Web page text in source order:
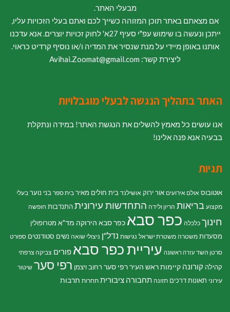
מבעלי האתר.
אם מצאתם באתר תוכן המזוהה כשייך לכם ואתם בעלי הזכויות עליו,
ייתכן ונעשה בו שימוש עפ"י סעיף 27א' לחוק זכויות יוצרים. אנא עדכנו
אותנו באופן מיידי על מנת שנסיר את המדיה ו/או נוסיף קרדיט כראוי.
ליצירת קשר: Avihai.Zoomat@gmail.com
האתר בתהליך הנגשה לבעלי מוגבלויות
אנו עושים כל מאמץ להשלים את הנגשת האתר! במידה ונתקלת
בבעיה אנא פנה אלינו!
תגיות
אוטובוס אולם אירועים אור ירוק אושילנד בית חולים מאיר בית ספר בני נוער בעלי
מקצוע בריאות הריון ולידה התחדשות עירוניתהתנדבות חופשה
חינוך כלכלה כפר סבא כפר סבא הירוקה מד"א מטרופולין
מסעדות משטרה משטרת ישראל נגישות נדל"ן ניצולי שואה נשים סטודנטים ספורט
סרטן השד עזרה ראשונה עיריית כפר סבא פורים צביקה צרפתי
קהילה קורונה קיימותראש העיר רפי סער רחוב ויצמן רפי סער שיטור
עירוני תאונות דרכים תזונה תחבורה ציבורית תחרות תרבות